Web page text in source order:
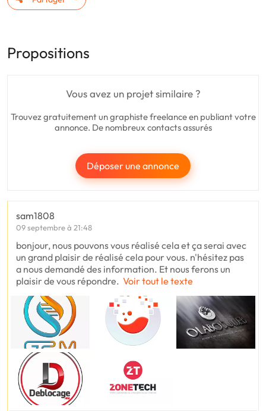
Propositions
Vous avez un projet similaire ?
Trouvez gratuitement un graphiste freelance en publiant votre
annonce. De nombreux contacts assurés
Déposer une annonce
sam1808
09 septembre à 21:48
bonjour, nous pouvons vous réalisé cela et ça serai avec
un grand plaisir de réalisé cela pour vous. n'hésitez pas
a nous demandé des information. Et nous ferons un
plaisir de vous répondre. Voir tout le texte